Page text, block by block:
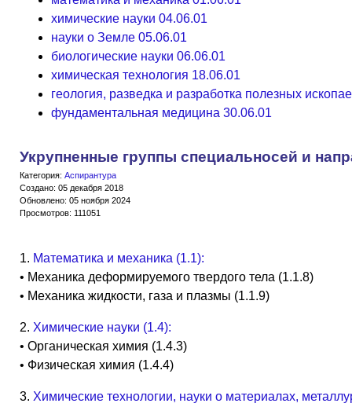
химические науки 04.06.01
науки о Земле 05.06.01
биологические науки 06.06.01
химическая технология 18.06.01
геология, разведка и разработка полезных
фундаментальная медицина 30.06.01
Укрупненные группы специальносей и
Категория: Аспирантура
Создано: 05 декабря 2018
Обновлено: 05 ноября 2024
Просмотров: 111051
1. Математика и механика (1.1):
• Механика деформируемого твердого тела (1.1.8)
• Механика жидкости, газа и плазмы (1.1.9)
2. Химические науки (1.4):
• Органическая химия (1.4.3)
• Физическая химия (1.4.4)
3. Химические технологии, науки о материалах,